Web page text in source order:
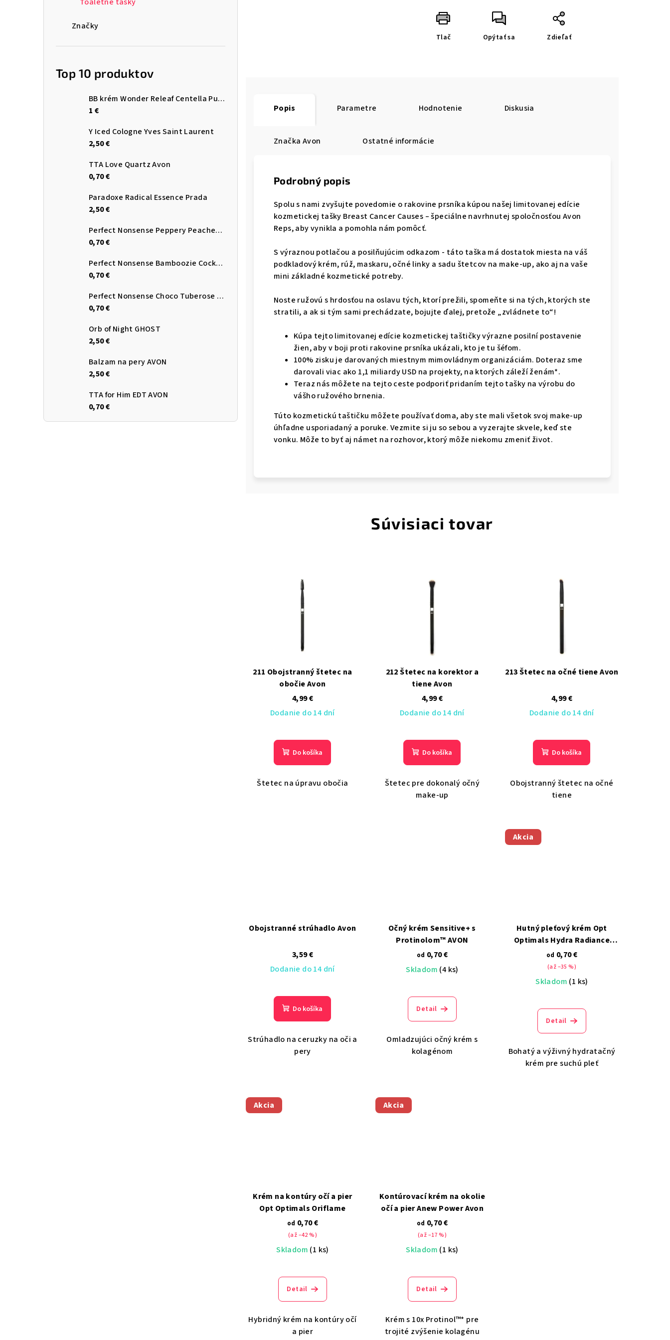
Značky
Top 10 produktov
BB krém Wonder Releaf Centella Purito Seoul
1 €
Y Iced Cologne Yves Saint Laurent
2,50 €
TTA Love Quartz Avon
0,70 €
Paradoxe Radical Essence Prada
2,50 €
Perfect Nonsense Peppery Peaches EDP Avon
0,70 €
Perfect Nonsense Bamboozie Cocktail EDP Avon
0,70 €
Perfect Nonsense Choco Tuberose EDP Avon
0,70 €
Orb of Night GHOST
2,50 €
Balzam na pery AVON
2,50 €
TTA for Him EDT AVON
0,70 €
Tlač Opýtať sa Zdieľať
Popis Parametre Hodnotenie Diskusia
Značka Avon Ostatné informácie
Podrobný popis
Spolu s nami zvyšujte povedomie o rakovine prsníka kúpou našej limitovanej edície
kozmetickej tašky Breast Cancer Causes – špeciálne navrhnutej spoločnosťou Avon
Reps, aby vynikla a pomohla nám pomôcť.
S výraznou potlačou a posilňujúcim odkazom - táto taška má dostatok miesta na váš
podkladový krém, rúž, maskaru, očné linky a sadu štetcov na make-up, ako aj na vaše
mini základné kozmetické potreby.
Noste ružovú s hrdosťou na oslavu tých, ktorí prežili, spomeňte si na tých, ktorých ste
stratili, a ak si tým sami prechádzate, bojujte ďalej, pretože „zvládnete to“!
Kúpa tejto limitovanej edície kozmetickej taštičky výrazne posilní postavenie
žien, aby v boji proti rakovine prsníka ukázali, kto je tu šéfom.
100% zisku je darovaných miestnym mimovládnym organizáciám. Doteraz sme
darovali viac ako 1,1 miliardy USD na projekty, na ktorých záleží ženám*.
Teraz nás môžete na tejto ceste podporiť pridaním tejto tašky na výrobu do
vášho ružového brnenia.
Túto kozmetickú taštičku môžete používať doma, aby ste mali všetok svoj make-up
úhľadne usporiadaný a poruke. Vezmite si ju so sebou a vyzerajte skvele, keď ste
vonku. Môže to byť aj námet na rozhovor, ktorý môže niekomu zmeniť život.
Súvisiaci tovar
211 Obojstranný štetec na
obočie Avon
4,99 €
Dodanie do 14 dní
Do košíka
Štetec na úpravu obočia
212 Štetec na korektor a
tiene Avon
4,99 €
Dodanie do 14 dní
Do košíka
Štetec pre dokonalý očný
make-up
213 Štetec na očné tiene Avon
4,99 €
Dodanie do 14 dní
Do košíka
Obojstranný štetec na očné
tiene
Obojstranné strúhadlo Avon
3,59 €
Dodanie do 14 dní
Do košíka
Strúhadlo na ceruzky na oči a
pery
Očný krém Sensitive+ s
Protinolom™ AVON
od 0,70 €
Skladom (4 ks)
Detail
Omladzujúci očný krém s
kolagénom
Akcia
Hutný pleťový krém Opt
Optimals Hydra Radiance
Oriflame
od 0,70 €
(až –35 %)
Skladom (1 ks)
Detail
Bohatý a výživný hydratačný
krém pre suchú pleť
Akcia
Krém na kontúry očí a pier
Opt Optimals Oriflame
od 0,70 €
(až –42 %)
Skladom (1 ks)
Detail
Hybridný krém na kontúry očí
a pier
Akcia
Kontúrovací krém na okolie
očí a pier Anew Power Avon
od 0,70 €
(až –17 %)
Skladom (1 ks)
Detail
Krém s 10x Protinol™* pre
trojité zvýšenie kolagénu